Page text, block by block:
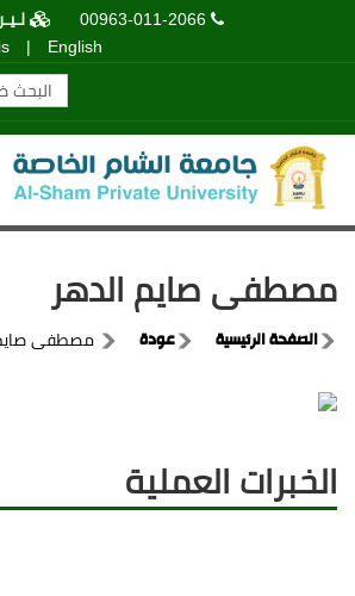
00963-011-2066
English
|
مصطفى صايم الدهر
الصفحة الرئيسية عودة مصطفى
الخبرات العملية